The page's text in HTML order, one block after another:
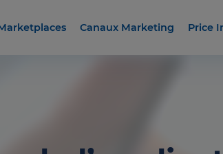
Canaux Marketing Price